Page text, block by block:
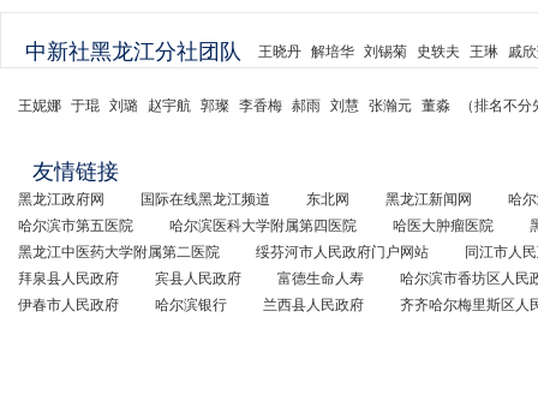
中新社黑龙江分社团队 王晓丹 解培华 刘锡菊 史轶夫 王琳 戚
王妮娜 于琨 刘璐 赵宇航 郭璨 李香梅 郝雨 刘慧 张瀚元 董淼 （排名不
友情链接
黑龙江政府网 国际在线黑龙江频道 东北网 黑龙江新闻网
哈
哈尔滨市第五医院
哈尔滨医科大学附属第四医院 哈医大肿瘤医院
黑龙江中医药大学附属第二医院
绥芬河市人民政府门户网站
同江市人
拜泉县人民政府
宾县人民政府 富德生命人寿
哈尔滨市香坊区人民
伊春市人民政府
哈尔滨银行 兰西县人民政府 齐齐哈尔梅里斯区人